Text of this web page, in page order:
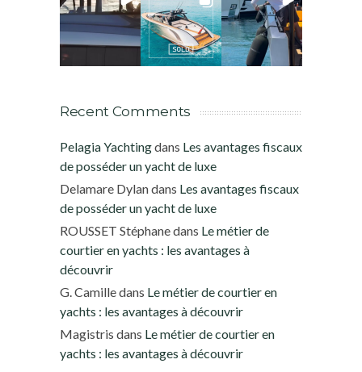
Recent Comments
Pelagia Yachtingdans Les avantages fiscaux
de posséder un yacht de luxe
Delamare Dylandans Les avantages fiscaux
de posséder un yacht de luxe
ROUSSET Stéphanedans Le métier de
courtier en yachts : les avantages à
découvrir
G. Camilledans Le métier de courtier en
yachts : les avantages à découvrir
Magistris dans Le métier de courtier en
yachts : les avantages à découvrir